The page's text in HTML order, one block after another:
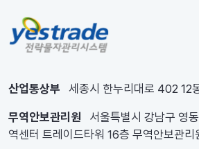
산업통상부 세종시 한누리대로 402 12
무역안보관리원
서울특별시 강남구 영
역센터 트레이드타워 16층 무역안보관리